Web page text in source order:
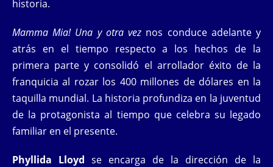
historia.
Mamma Mia! Una y otra vez nos conduce adelante y
atrás en el tiempo respecto a los hechos de la
primera parte y consolidó el arrollador éxito de la
franquicia al rozar los 400 millones de dólares en la
taquilla mundial. La historia profundiza en la juventud
de la protagonista al tiempo que celebra su legado
familiar en el presente.
Phyllida Lloyd se encarga de la dirección de la